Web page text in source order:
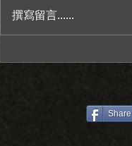
推薦/彥宇+霆瑄
撰寫留言......
Share